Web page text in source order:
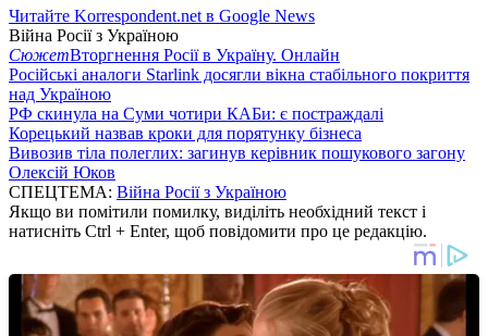
Читайте Korrespondent.net в Google News
Війна Росії з Україною
СюжетВторгнення Росії в Україну. Онлайн
Російські аналоги Starlink досягли вікна стабільного покриття
над Україною
РФ скинула на Суми чотири КАБи: є постраждалі
Корецький назвав кроки для порятунку бізнеса
Вивозив тіла полеглих: загинув керівник пошукового загону
Олексій Юков
СПЕЦТЕМА: Війна Росії з Україною
Якщо ви помітили помилку, виділіть необхідний текст і
натисніть Ctrl + Enter, щоб повідомити про це редакцію.